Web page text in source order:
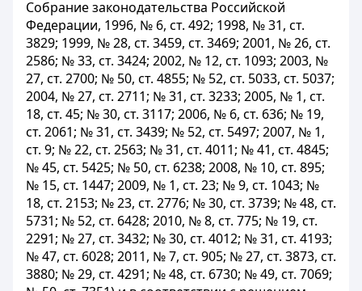
Собрание законодательства Российской
Федерации, 1996, № 6, ст. 492; 1998, № 31, ст.
3829; 1999, № 28, ст. 3459, ст. 3469; 2001, № 26, ст.
2586; № 33, ст. 3424; 2002, № 12, ст. 1093; 2003, №
27, ст. 2700; № 50, ст. 4855; № 52, ст. 5033, ст. 5037;
2004, № 27, ст. 2711; № 31, ст. 3233; 2005, № 1, ст.
18, ст. 45; № 30, ст. 3117; 2006, № 6, ст. 636; № 19,
ст. 2061; № 31, ст. 3439; № 52, ст. 5497; 2007, № 1,
ст. 9; № 22, ст. 2563; № 31, ст. 4011; № 41, ст. 4845;
№ 45, ст. 5425; № 50, ст. 6238; 2008, № 10, ст. 895;
№ 15, ст. 1447; 2009, № 1, ст. 23; № 9, ст. 1043; №
18, ст. 2153; № 23, ст. 2776; № 30, ст. 3739; № 48, ст.
5731; № 52, ст. 6428; 2010, № 8, ст. 775; № 19, ст.
2291; № 27, ст. 3432; № 30, ст. 4012; № 31, ст. 4193;
№ 47, ст. 6028; 2011, № 7, ст. 905; № 27, ст. 3873, ст.
3880; № 29, ст. 4291; № 48, ст. 6730; № 49, ст. 7069;